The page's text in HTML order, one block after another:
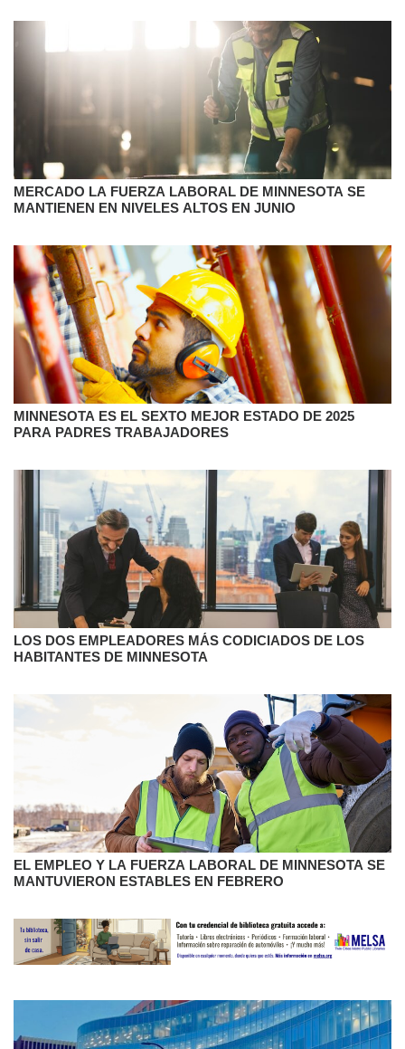
MERCADO LA FUERZA LABORAL DE MINNESOTA SE
MANTIENEN EN NIVELES ALTOS EN JUNIO
MINNESOTA ES EL SEXTO MEJOR ESTADO DE 2025
PARA PADRES TRABAJADORES
LOS DOS EMPLEADORES MÁS CODICIADOS DE LOS
HABITANTES DE MINNESOTA
EL EMPLEO Y LA FUERZA LABORAL DE MINNESOTA SE
MANTUVIERON ESTABLES EN FEBRERO